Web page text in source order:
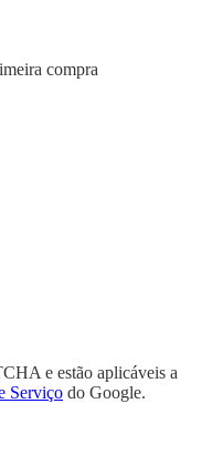
compra
e estão aplicáveis a
Serviço do Google.